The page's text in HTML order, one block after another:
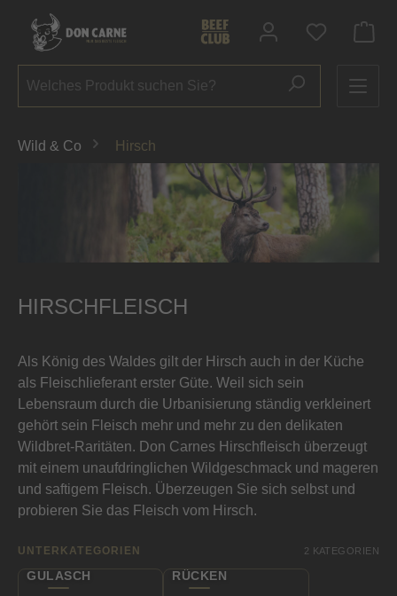
springen
Du hast 0
Wild & Co Hirsch
HIRSCHFLEISCH
Als König des Waldes gilt der Hirsch auch in der Küche
als Fleischlieferant erster Güte. Weil sich sein
Lebensraum durch die Urbanisierung ständig verkleinert
gehört sein Fleisch mehr und mehr zu den delikaten
Wildbret-Raritäten. Don Carnes Hirschfleisch überzeugt
mit einem unaufdringlichen Wildgeschmack und mageren
und saftigem Fleisch. Überzeugen Sie sich selbst und
probieren Sie das Fleisch vom Hirsch.
UNTERKATEGORIEN 2 KATEGORIEN
GULASCH RÜCKEN